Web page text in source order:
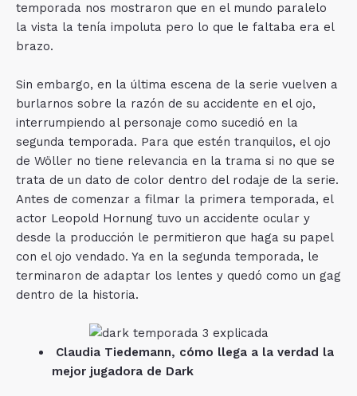
temporada nos mostraron que en el mundo paralelo
la vista la tenía impoluta pero lo que le faltaba era el
brazo.
Sin embargo, en la última escena de la serie vuelven a
burlarnos sobre la razón de su accidente en el ojo,
interrumpiendo al personaje como sucedió en la
segunda temporada. Para que estén tranquilos, el ojo
de Wöller no tiene relevancia en la trama si no que se
trata de un dato de color dentro del rodaje de la serie.
Antes de comenzar a filmar la primera temporada, el
actor Leopold Hornung tuvo un accidente ocular y
desde la producción le permitieron que haga su papel
con el ojo vendado. Ya en la segunda temporada, le
terminaron de adaptar los lentes y quedó como un gag
dentro de la historia.
Claudia Tiedemann, cómo llega a la verdad la
mejor jugadora de Dark